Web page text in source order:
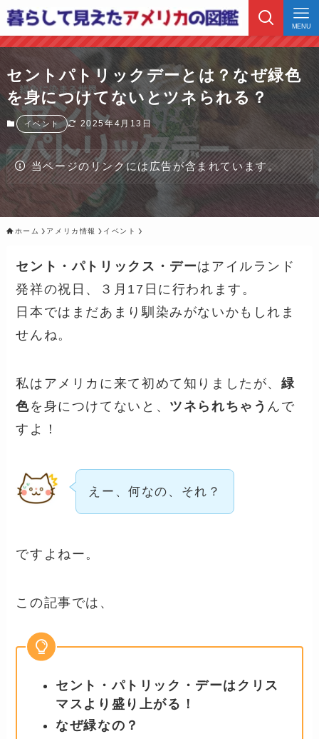
MENU
セントパトリックデーとは？なぜ緑色
を身につけてないとツネられる？
イベント 2025年4月13日
当ページのリンクには広告が含まれています。
ホーム アメリカ情報 イベント
セント・パトリックス・デーはアイルランド
発祥の祝日、３月17日に行われます。
日本ではまだあまり馴染みがないかもしれま
せんね。
私はアメリカに来て初めて知りましたが、緑
色を身につけてないと、 ツネられちゃう んで
すよ！
えー、何なの、それ？
ですよねー。
この記事では、
セント・パトリック・デーはクリス
マスより盛り上がる！
なぜ緑なの？